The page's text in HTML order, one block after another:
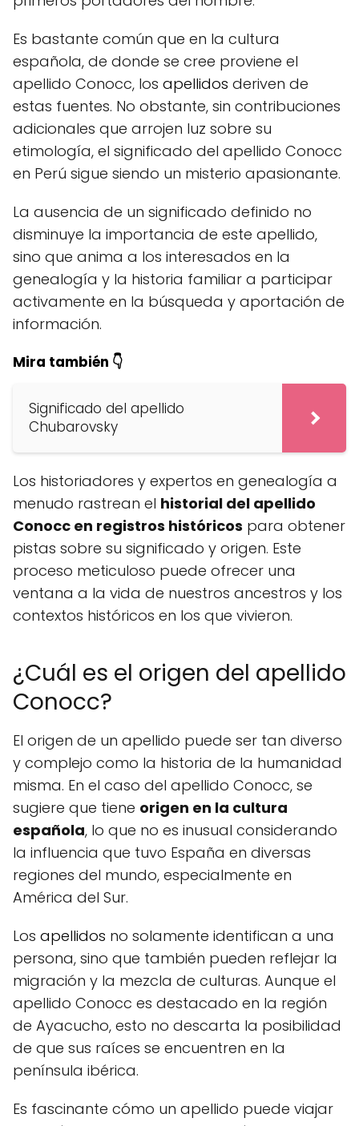
Es bastante común que en la cultura
española, de donde se cree proviene el
apellido Conocc, los apellidos deriven de
estas fuentes. No obstante, sin contribuciones
adicionales que arrojen luz sobre su
etimología, el significado del apellido Conocc
en Perú sigue siendo un misterio apasionante.
La ausencia de un significado definido no
disminuye la importancia de este apellido,
sino que anima a los interesados en la
genealogía y la historia familiar a participar
activamente en la búsqueda y aportación de
información.
Mira también 👇
Significado del apellido
Chubarovsky
Los historiadores y expertos en genealogía a
menudo rastrean el historial del apellido
Conocc en registros históricos para obtener
pistas sobre su significado y origen. Este
proceso meticuloso puede ofrecer una
ventana a la vida de nuestros ancestros y los
contextos históricos en los que vivieron.
¿Cuál es el origen del apellido
Conocc?
El origen de un apellido puede ser tan diverso
y complejo como la historia de la humanidad
misma. En el caso del apellido Conocc, se
sugiere que tiene origen en la cultura
española, lo que no es inusual considerando
la influencia que tuvo España en diversas
regiones del mundo, especialmente en
América del Sur.
Los apellidos no solamente identifican a una
persona, sino que también pueden reflejar la
migración y la mezcla de culturas. Aunque el
apellido Conocc es destacado en la región
de Ayacucho, esto no descarta la posibilidad
de que sus raíces se encuentren en la
península ibérica.
Es fascinante cómo un apellido puede viajar